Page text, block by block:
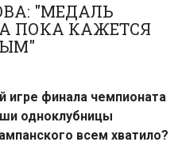
"МЕДАЛЬ
ПОКА КАЖЕТСЯ
игре финала чемпионата
одноклубницы
всем хватило?